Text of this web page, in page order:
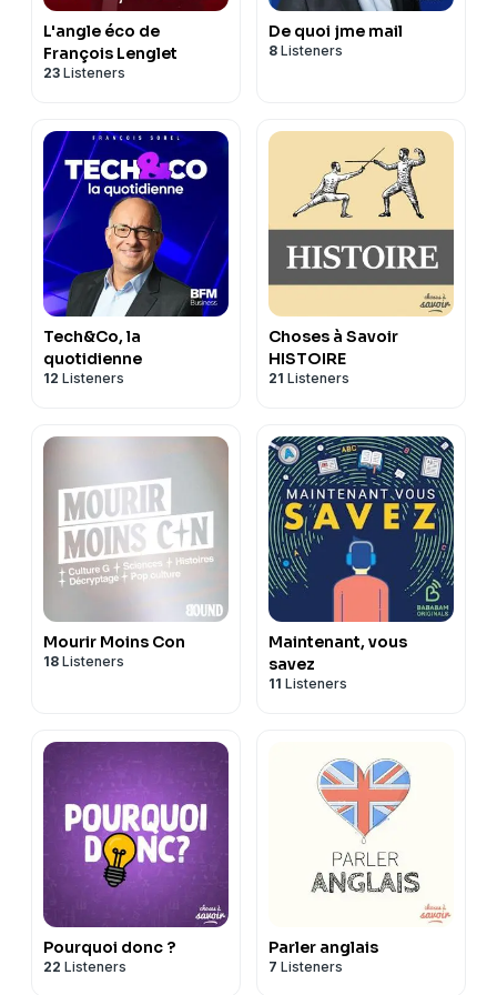
L'angle éco de
François Lenglet
23 Listeners
De quoi jme mail
8 Listeners
Tech&Co, la
quotidienne
12 Listeners
Choses à Savoir
HISTOIRE
21 Listeners
Mourir Moins Con
18 Listeners
Maintenant, vous
savez
11 Listeners
Pourquoi donc ?
22 Listeners
Parler anglais
7 Listeners